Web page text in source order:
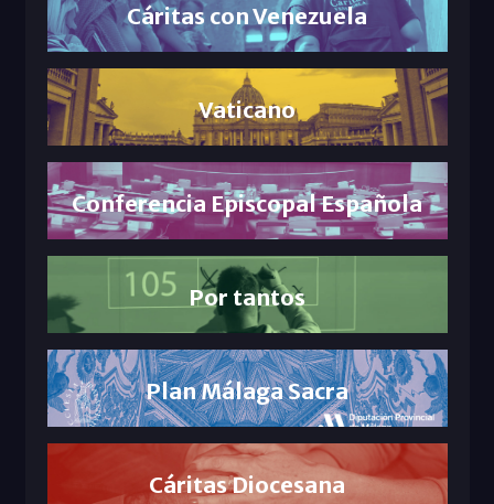
Cáritas con Venezuela
Vaticano
Conferencia Episcopal Española
Por tantos
Plan Málaga Sacra
Cáritas Diocesana